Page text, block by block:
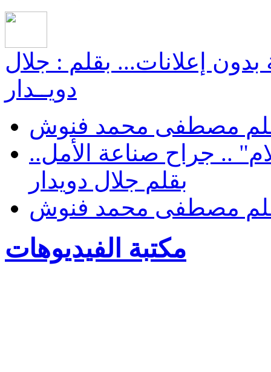
بدون إعلانات... بقلم : جلال
دويــدار
مصطفى محمد فنوش
هل تشفي عودة‮ "رحلات الأحلام‮" .. ‬جراح صناعة الأمل..
بقلم جلال دويدار
بقلم مصطفى محمد فنوش
مكتبة الفيديوهات